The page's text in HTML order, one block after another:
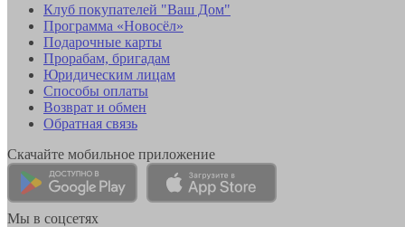
Клуб покупателей "Ваш Дом"
Программа «Новосёл»
Подарочные карты
Прорабам, бригадам
Юридическим лицам
Способы оплаты
Возврат и обмен
Обратная связь
Скачайте мобильное приложение
Мы в соцсетях